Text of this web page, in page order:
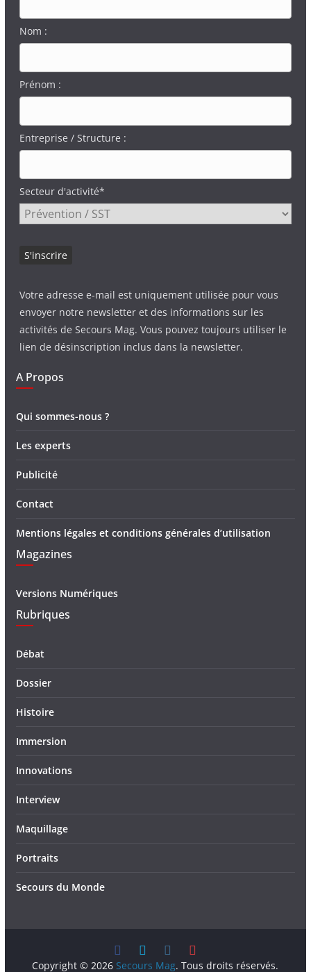
Nom :
Prénom :
Entreprise / Structure :
Secteur d'activité*
Votre adresse e-mail est uniquement utilisée pour vous
envoyer notre newsletter et des informations sur les
activités de Secours Mag. Vous pouvez toujours utiliser le
lien de désinscription inclus dans la newsletter.
A Propos
Qui sommes-nous ?
Les experts
Publicité
Contact
Mentions légales et conditions générales d’utilisation
Magazines
Versions Numériques
Rubriques
Débat
Dossier
Histoire
Immersion
Innovations
Interview
Maquillage
Portraits
Secours du Monde
Copyright © 2026 Secours Mag. Tous droits réservés.